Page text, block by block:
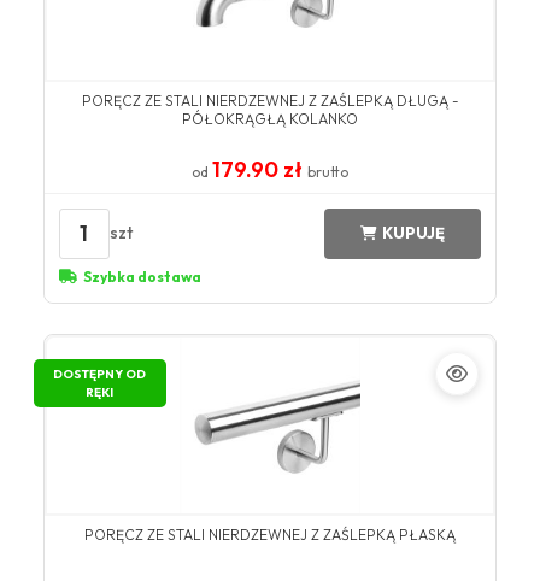
PORĘCZ ZE STALI NIERDZEWNEJ Z ZAŚLEPKĄ DŁUGĄ -
PÓŁOKRĄGŁĄ KOLANKO
od 179.90 zł brutto
1 szt KUPUJĘ
Szybka dostawa
DOSTĘPNY OD
RĘKI
PORĘCZ ZE STALI NIERDZEWNEJ Z ZAŚLEPKĄ PŁASKĄ